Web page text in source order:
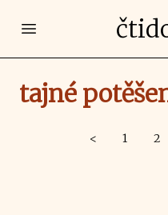
Open main menu
tajné
< 1 2